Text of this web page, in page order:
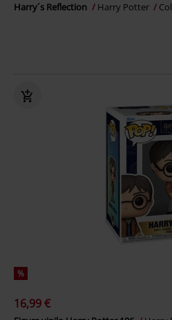
Harry´s Reflection Harry Potter
%
16,99 €